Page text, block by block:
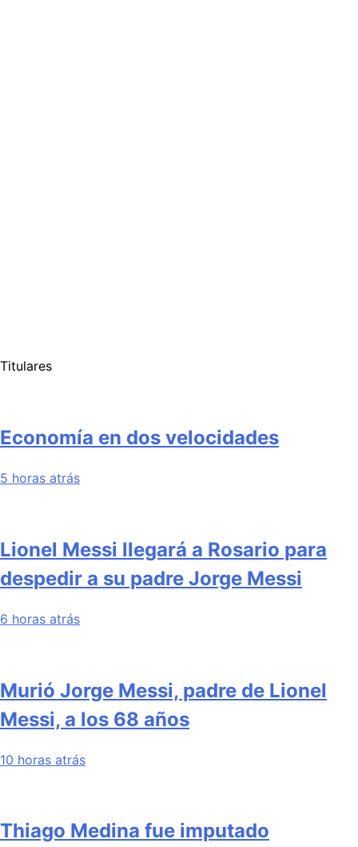
Titulares
Economía en dos velocidades
5 horas atrás
Lionel Messi llegará a Rosario para
despedir a su padre Jorge Messi
6 horas atrás
Murió Jorge Messi, padre de Lionel
Messi, a los 68 años
10 horas atrás
Thiago Medina fue imputado